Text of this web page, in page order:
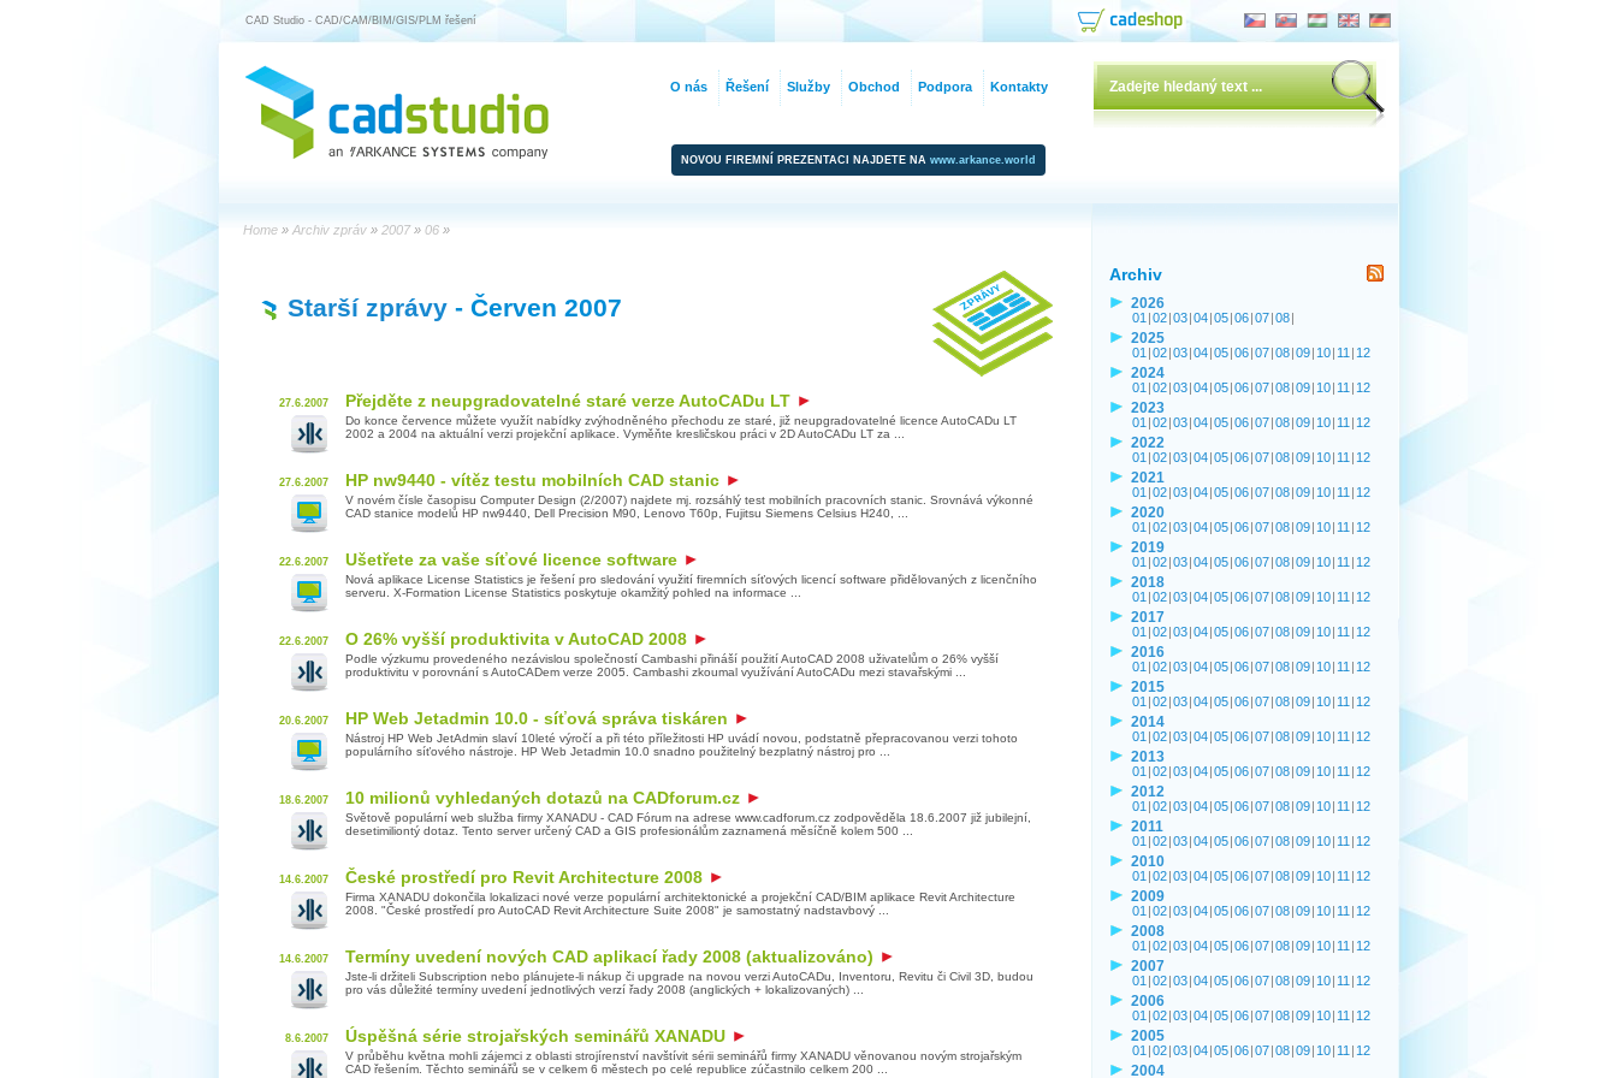
CAD Studio - CAD/CAM/BIM/GIS/PLM řešení
NOVOU FIREMNÍ PREZENTACI NAJDETE NA www.arkance.world
Home » Archiv zpráv » 2007» 06 »
Starší zprávy - Červen 2007
27.6.2007 Přejděte z neupgradovatelné staré verze AutoCADu LT
Do konce července můžete využít nabídky zvýhodněného přechodu ze staré, již neupgradovatelné licence AutoCADu LT
2002 a 2004 na aktuální verzi projekční aplikace. Vyměňte kresličskou práci v 2D AutoCADu LT za ...
27.6.2007 HP nw9440 - vítěz testu mobilních CAD stanic
V novém čísle časopisu Computer Design (2/2007) najdete mj. rozsáhlý test mobilních pracovních stanic. Srovnává výkonné
CAD stanice modelů HP nw9440, Dell Precision M90, Lenovo T60p, Fujitsu Siemens Celsius H240, ...
22.6.2007 Ušetřete za vaše síťové licence software
Nová aplikace License Statistics je řešení pro sledování využití firemních síťových licencí software přidělovaných z licenčního
serveru. X-Formation License Statistics poskytuje okamžitý pohled na informace ...
22.6.2007 O 26% vyšší produktivita v AutoCAD 2008
Podle výzkumu provedeného nezávislou společností Cambashi přináší použití AutoCAD 2008 uživatelům o 26% vyšší
produktivitu v porovnání s AutoCADem verze 2005. Cambashi zkoumal využívání AutoCADu mezi stavařskými ...
20.6.2007 HP Web Jetadmin 10.0 - síťová správa tiskáren
Nástroj HP Web JetAdmin slaví 10leté výročí a při této příležitosti HP uvádí novou, podstatně přepracovanou verzi tohoto
populárního síťového nástroje. HP Web Jetadmin 10.0 snadno použitelný bezplatný nástroj pro ...
18.6.2007 10 milionů vyhledaných dotazů na CADforum.cz
Světově populární web služba firmy XANADU - CAD Fórum na adrese www.cadforum.cz zodpověděla 18.6.2007 již jubilejní,
desetimiliontý dotaz. Tento server určený CAD a GIS profesionálům zaznamená měsíčně kolem 500 ...
14.6.2007 České prostředí pro Revit Architecture 2008
Firma XANADU dokončila lokalizaci nové verze populární architektonické a projekční CAD/BIM aplikace Revit Architecture
2008. "České prostředí pro AutoCAD Revit Architecture Suite 2008" je samostatný nadstavbový ...
14.6.2007 Termíny uvedení nových CAD aplikací řady 2008 (aktualizováno)
Jste-li držiteli Subscription nebo plánujete-li nákup či upgrade na novou verzi AutoCADu, Inventoru, Revitu či Civil 3D, budou
pro vás důležité termíny uvedení jednotlivých verzí řady 2008 (anglických + lokalizovaných) ...
8.6.2007 Úspěšná série strojařských seminářů XANADU
V průběhu května mohli zájemci z oblasti strojírenství navštívit sérii seminářů firmy XANADU věnovanou novým strojařským
CAD řešením. Těchto seminářů se v celkem 6 městech po celé republice zúčastnilo celkem 200 ...
Archiv
2026
01 |02|03|04|05|06|07|08|
2025
01 |02|03|04|05|06|07|08|09| 10| 11 | 12
2024
01 |02|03|04|05|06|07|08|09| 10| 11 | 12
2023
01 |02|03|04|05|06|07|08|09| 10| 11 | 12
2022
01 |02|03|04|05|06|07|08|09| 10| 11 | 12
2021
01 |02|03|04|05|06|07|08|09| 10| 11 | 12
2020
01 |02|03|04|05|06|07|08|09| 10| 11 | 12
2019
01 |02|03|04|05|06|07|08|09| 10| 11 | 12
2018
01 |02|03|04|05|06|07|08|09| 10| 11 | 12
2017
01 |02|03|04|05|06|07|08|09| 10| 11 | 12
2016
01 |02|03|04|05|06|07|08|09| 10| 11 | 12
2015
01 |02|03|04|05|06|07|08|09| 10| 11 | 12
2014
01 |02|03|04|05|06|07|08|09| 10| 11 | 12
2013
01 |02|03|04|05|06|07|08|09| 10| 11 | 12
2012
01 |02|03|04|05|06|07|08|09| 10| 11 | 12
2011
01 |02|03|04|05|06|07|08|09| 10| 11 | 12
2010
01 |02|03|04|05|06|07|08|09| 10| 11 | 12
2009
01 |02|03|04|05|06|07|08|09| 10| 11 | 12
2008
01 |02|03|04|05|06|07|08|09| 10| 11 | 12
2007
01 |02|03|04|05|06|07|08|09| 10| 11 | 12
2006
01 |02|03|04|05|06|07|08|09| 10| 11 | 12
2005
01 |02|03|04|05|06|07|08|09| 10| 11 | 12
2004
O nás Řešení Služby Obchod Podpora Kontakty